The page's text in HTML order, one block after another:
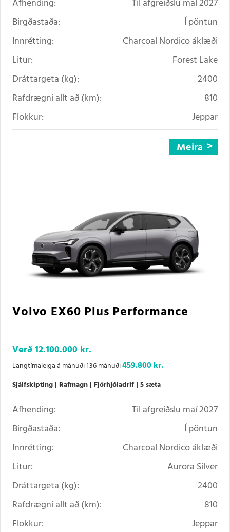
Afhending:
Til afgreiðslu maí 2027
Birgðastaða:
Í pöntun
Innrétting:
Charcoal Nordico áklæði
Litur:
Forest Lake
Dráttargeta (kg):
2400
Rafdrægni allt að (km):
810
Flokkur:
Jeppar
Meira
Volvo EX60 Plus Performance
Verð12.100.000 kr.
Langtímaleiga á mánuði í 36 mánuði459.800 kr.
Sjálfskipting Rafmagn Fjórhjóladrif 5 sæta
Afhending:
Til afgreiðslu maí 2027
Birgðastaða:
Í pöntun
Innrétting:
Charcoal Nordico áklæði
Litur:
Aurora Silver
Dráttargeta (kg):
2400
Rafdrægni allt að (km):
810
Flokkur:
Jeppar